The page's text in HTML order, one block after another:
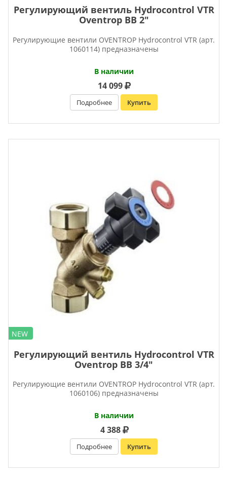
Регулирующий вентиль Hydrocontrol VTR
Oventrop ВВ 2″
Регулирующие вентили OVENTROP Нydrocontrol VTR (арт.
1060114) предназначены
В наличии
14 099
Подробнее Купить
NEW
Регулирующий вентиль Hydrocontrol VTR
Oventrop ВВ 3/4″
Регулирующие вентили OVENTROP Нydrocontrol VTR (арт.
1060106) предназначены
В наличии
4 388
Подробнее Купить